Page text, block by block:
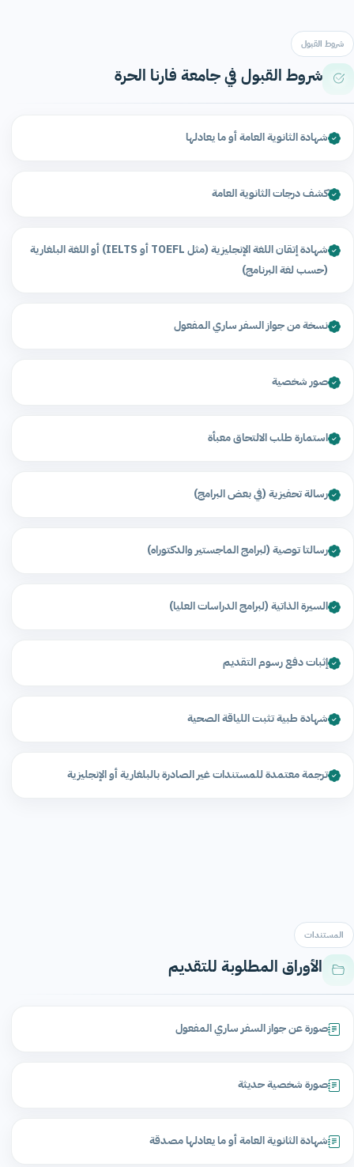
شروط القبول
شروط القبول في جامعة فارنا الحرة
شهادة الثانوية العامة أو ما يعادلها
كشف درجات الثانوية العامة
شهادة إتقان اللغة الإنجليزية (مثل TOEFL أو IELTS) أو اللغة البلغارية
(حسب لغة البرنامج)
نسخة من جواز السفر ساري المفعول
صور شخصية
استمارة طلب الالتحاق معبأة
رسالة تحفيزية (في بعض البرامج)
رسالتا توصية (لبرامج الماجستير والدكتوراه)
السيرة الذاتية (لبرامج الدراسات العليا)
إثبات دفع رسوم التقديم
شهادة طبية تثبت اللياقة الصحية
ترجمة معتمدة للمستندات غير الصادرة بالبلغارية أو الإنجليزية
المستندات
الأوراق المطلوبة للتقديم
صورة عن جواز السفر ساري المفعول
صورة شخصية حديثة
شهادة الثانوية العامة أو ما يعادلها مصدقة